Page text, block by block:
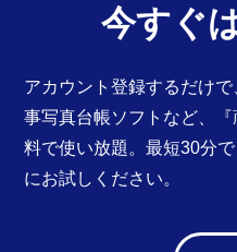
今すぐ
アカウント登録するだけ
事写真台帳ソフトなど、
料で使い放題。最短30分
にお試しください。